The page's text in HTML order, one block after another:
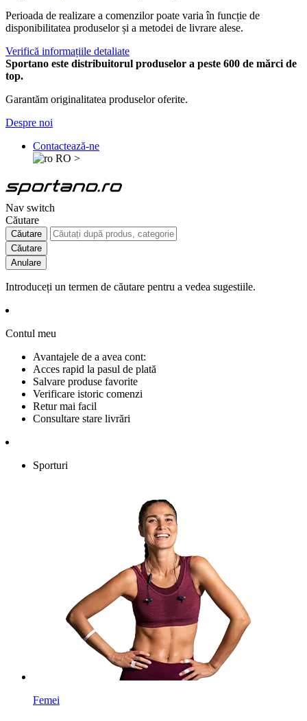
Perioada de realizare a comenzilor poate varia în funcție de
disponibilitatea produselor și a metodei de livrare alese.
Verifică informațiile detaliate
Sportano este distribuitorul produselor a peste 600 de mărci de
top.
Garantăm originalitatea produselor oferite.
Despre noi
Contactează-ne
RO >
Nav switch
Căutare
Căutare
Căutare
Anulare
Introduceți un termen de căutare pentru a vedea sugestiile.
Contul meu
Avantajele de a avea cont:
Acces rapid la pasul de plată
Salvare produse favorite
Verificare istoric comenzi
Retur mai facil
Consultare stare livrări
Sporturi
Femei